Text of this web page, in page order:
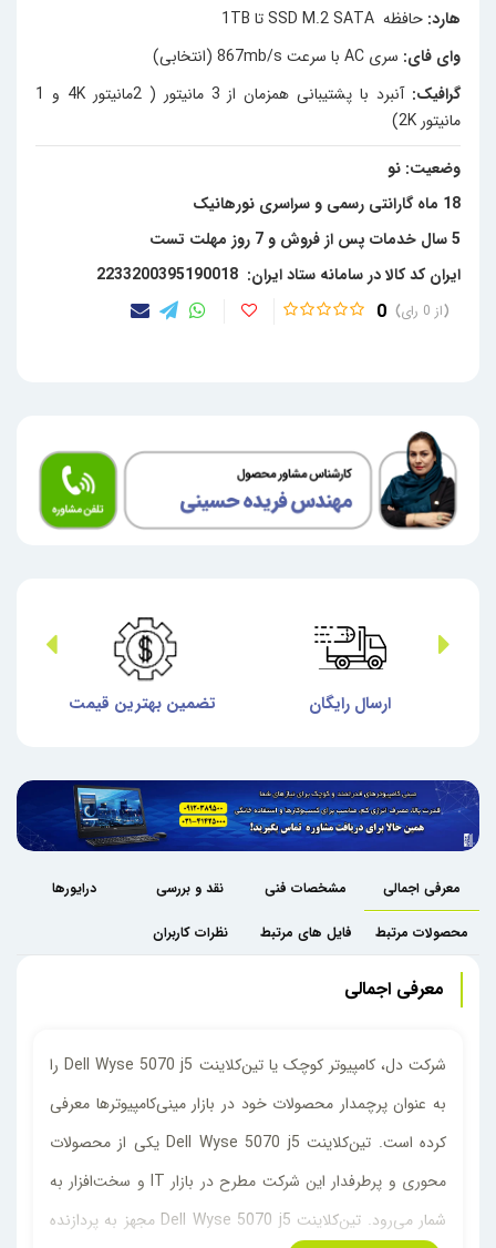
هارد: حافظه SSD M.2 SATA تا 1TB
وای فای: سری AC با سرعت 867mb/s (انتخابی)
گرافیک:
آنبرد با پشتیبانی همزمان از 3 مانیتور ( 2مانیتور 4K و 1
مانیتور 2K)
وضعیت: نو
18 ماه گارانتی رسمی و سراسری نورهانیک
5 سال خدمات پس از فروش و 7 روز مهلت تست
ایران کد کالا در سامانه ستاد ایران: 2233200395190018
0 0
ارسال رایگان تضمین بهترین قیمت
معرفی اجمالی مشخصات فنی نقد و بررسی درایورها
محصولات مرتبط فایل های مرتبط نظرات کاربران
معرفی اجمالی
شرکت دل، کامپیوتر کوچک یا تین‌کلاینت Dell Wyse 5070 j5 را
به عنوان پرچمدار محصولات خود در بازار مینی‌کامپیوترها معرفی
کرده است. تین‌کلاینت Dell Wyse 5070 j5 یکی از محصولات
محوری و پرطرفدار این شرکت مطرح در بازار IT و سخت‌افزار به
شمار می‌رود. تین‌کلاینت Dell Wyse 5070 j5 مجهز به پردازنده